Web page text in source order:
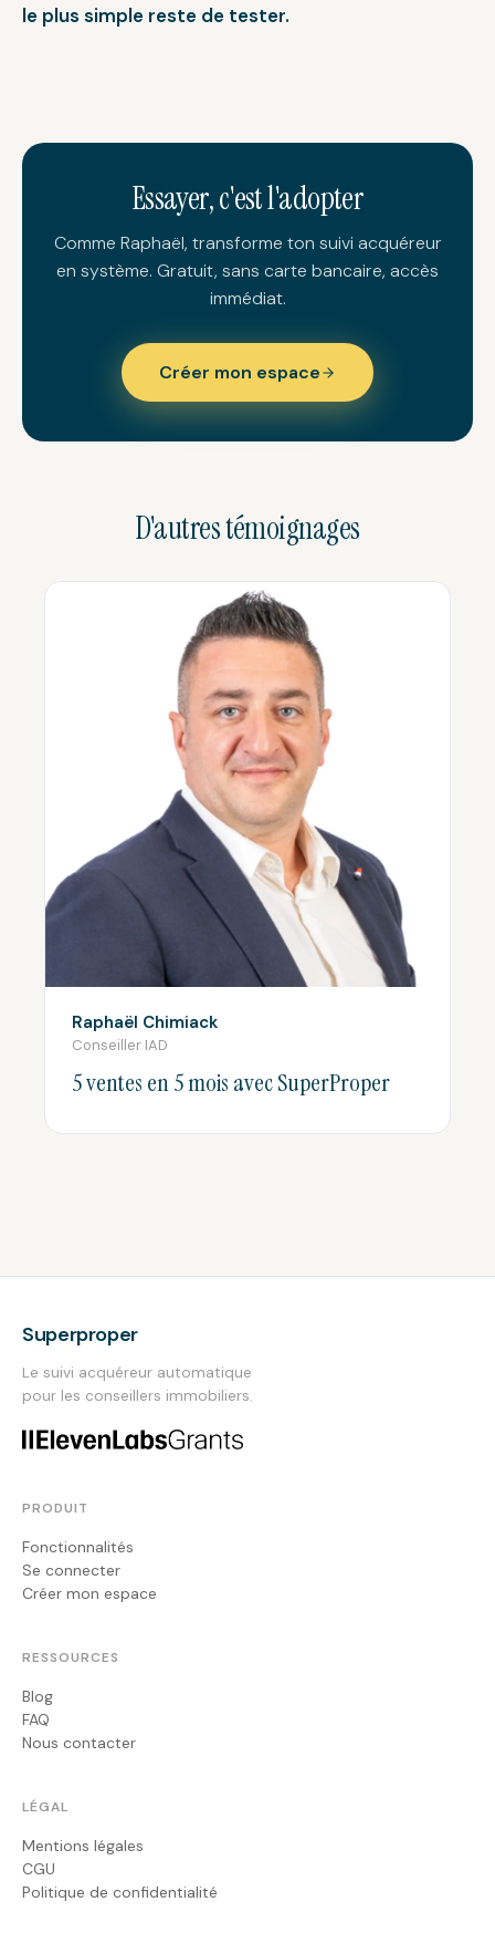
le plus simple reste de tester.
Essayer, c'est l'adopter
Comme Raphaël, transforme ton suivi acquéreur
en système. Gratuit, sans carte bancaire, accès
immédiat.
Créer mon espace
D'autres témoignages
Raphaël Chimiack
Conseiller IAD
5 ventes en 5 mois avec SuperProper
Superproper
Le suivi acquéreur automatique
pour les conseillers immobiliers.
PRODUIT
Fonctionnalités
Se connecter
Créer mon espace
RESSOURCES
Blog
FAQ
Nous contacter
LÉGAL
Mentions légales
CGU
Politique de confidentialité